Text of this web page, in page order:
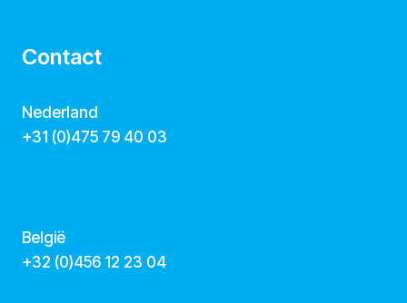
Contact
Nederland
+31 (0)475 79 40 03
België
‭+32 (0)456 12 23 04‬